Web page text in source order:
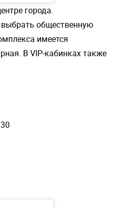
города.
общественную
имеется
В VIP-кабинках также